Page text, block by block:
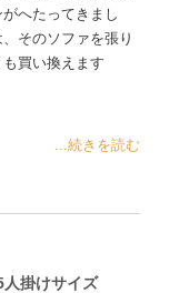
へたってきまし
そのソファを張り
買い換えます
...続きを読む
人掛けサイズ